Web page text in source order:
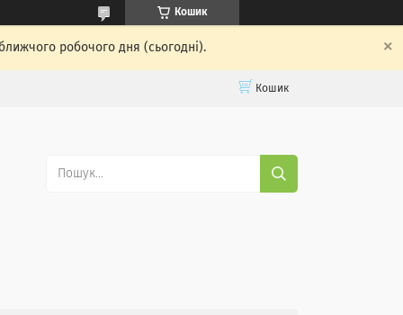
Кошик
робочого дня (сьогодні).
Кошик